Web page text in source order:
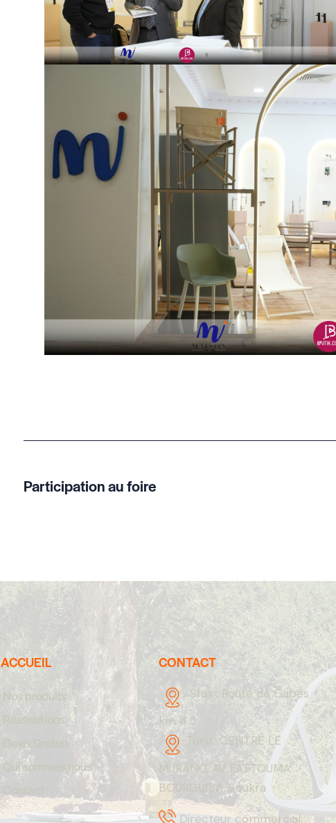
Participation au foire
ACCUEIL
Nos produits
Réalisations
Devis Gratuit
Qui sommes nous
Contact
CONTACT
Sfax : Route de Gabes
km 4.5
Tunis: CENTRE LE
MURANO, AV FATTOUMA
BOURGUIBA, Soukra
Directeur commercial: